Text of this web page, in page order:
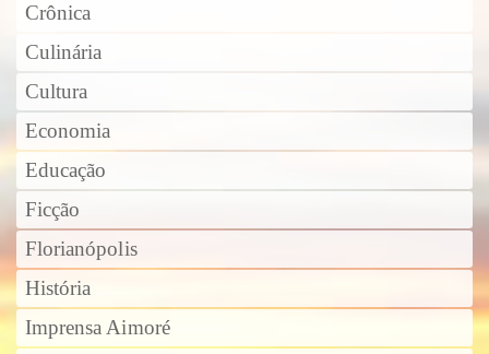
Crônica
Culinária
Cultura
Economia
Educação
Ficção
Florianópolis
História
Imprensa Aimoré